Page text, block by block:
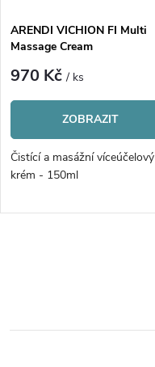
p
r
o
d
u
ů
s
p
r
o
d
u
ů
ARENDI VICHION FI Multi
Massage Cream
970 Kč/ ks
ZOBRAZIT
Čistící a masážní víceúčelový
krém - 150ml
l